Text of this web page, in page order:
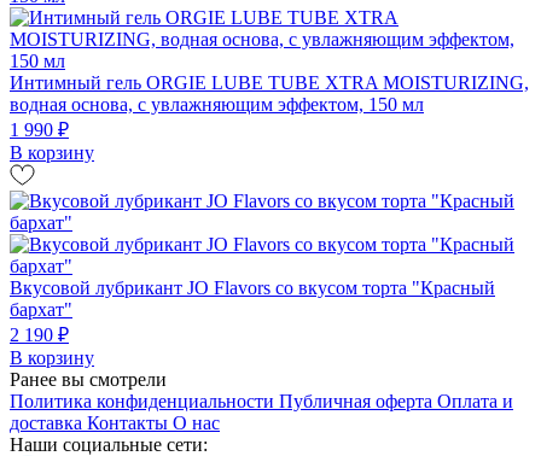
Интимный гель ORGIE LUBE TUBE XTRA MOISTURIZING,
водная основа, с увлажняющим эффектом, 150 мл
1 990 ₽
В корзину
Вкусовой лубрикант JO Flavors со вкусом торта "Красный
бархат"
2 190 ₽
В корзину
Ранее вы смотрели
Политика конфиденциальности Публичная оферта Оплата и
доставка Контакты О нас
Наши социальные сети: